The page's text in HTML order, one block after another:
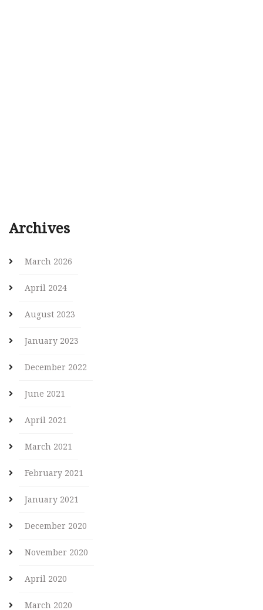
Archives
March 2026
April 2024
August 2023
January 2023
December 2022
June 2021
April 2021
March 2021
February 2021
January 2021
December 2020
November 2020
April 2020
March 2020